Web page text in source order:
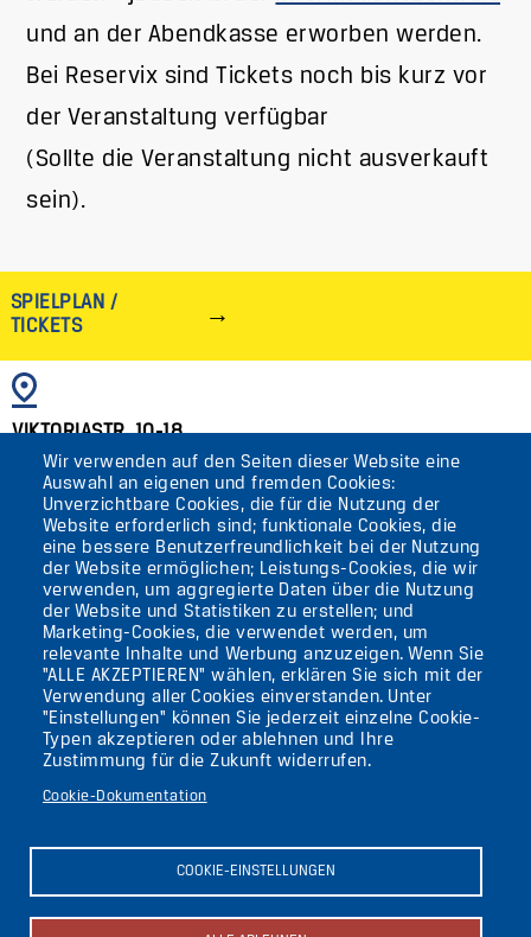
Wir verwenden auf den Seiten dieser Website eine
Auswahl an eigenen und fremden Cookies:
Unverzichtbare Cookies, die für die Nutzung der
Website erforderlich sind; funktionale Cookies, die
eine bessere Benutzerfreundlichkeit bei der Nutzung
der Website ermöglichen; Leistungs-Cookies, die wir
verwenden, um aggregierte Daten über die Nutzung
der Website und Statistiken zu erstellen; und
Marketing-Cookies, die verwendet werden, um
relevante Inhalte und Werbung anzuzeigen. Wenn Sie
"ALLE AKZEPTIEREN" wählen, erklären Sie sich mit der
Verwendung aller Cookies einverstanden. Unter
"Einstellungen" können Sie jederzeit einzelne Cookie-
Typen akzeptieren oder ablehnen und Ihre
Zustimmung für die Zukunft widerrufen.
Cookie-Dokumentation
COOKIE-EINSTELLUNGEN
und an der Abendkasse erworben werden.
Bei Reservix sind Tickets noch bis kurz vor
der Veranstaltung verfügbar
(Sollte die Veranstaltung nicht ausverkauft
sein).
SPIELPLAN /
TICKETS
BILD
VIKTORIASTR. 10-18
12105 BERLIN
TEMPELHOF
AKTUELLES
KONTAKT
DIE UFAFABRIK
BERLIN
Suche
Secondary
menu
(GERMAN)